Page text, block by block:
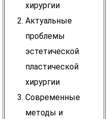
хирургии
Актуальные
проблемы
эстетической
пластической
хирургии
Современные
методы и